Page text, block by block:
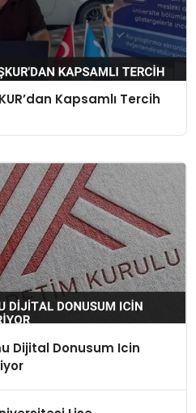
Kapsamlı Tercih
Dijital Donusum Icin